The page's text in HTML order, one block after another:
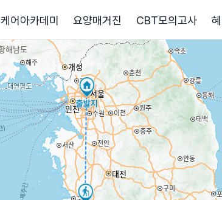
케어아카데미 요양매거진 CBT모의고사